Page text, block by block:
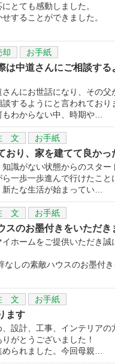
とても感動しました。
することができました。
却 お手紙
は中道さんにご相談する
んにお世話になり、その父
するようにと言われており
わからない中、時期や…
文 お手紙
おり、家を建てて良かっ
識がない状態からのスター
一歩一歩進んで行けたこと
たな生活が始まってい…
文 お手紙
スのお墨付きをいただき
ホームをご提供いただき誠
なしの素敵ハウスのお墨付き
文 お手紙
ます
設計、工事、インテリアの
がとうございました！
られました。今回母親…